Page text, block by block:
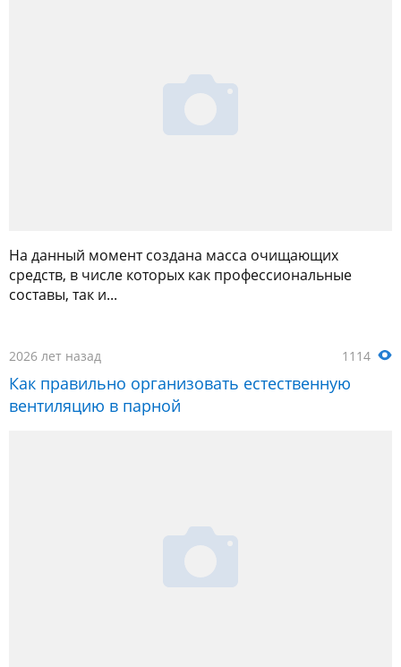
На данный момент создана масса очищающих
средств, в числе которых как профессиональные
составы, так и...
2026 лет назад 1114
Как правильно организовать естественную
вентиляцию в парной